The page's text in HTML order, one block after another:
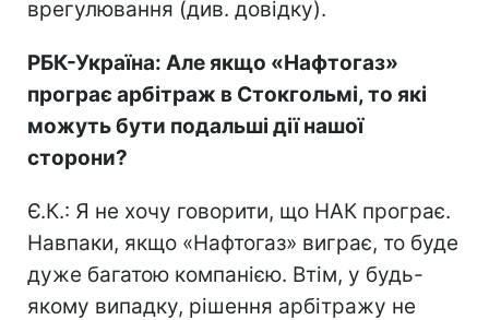
врегулювання (див. довідку).
РБК-Україна: Але якщо «Нафтогаз»
програє арбітраж в Стокгольмі, то які
можуть бути подальші дії нашої
сторони?
Є.К.: Я не хочу говорити, що НАК програє.
Навпаки, якщо «Нафтогаз» виграє, то буде
дуже багатою компанією. Втім, у будь-
якому випадку, рішення арбітражу не